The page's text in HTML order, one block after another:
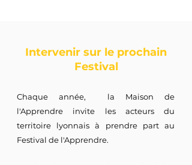
Intervenir sur le prochain
Festival
Chaque année, la Maison de
l'Apprendre invite les acteurs du
territoire lyonnais à prendre part au
Festival de l'Apprendre.